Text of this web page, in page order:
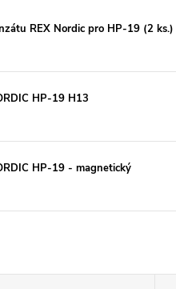
REX Nordic pro HP-19 (2 ks.)
HP-19 H13
HP-19 - magnetický